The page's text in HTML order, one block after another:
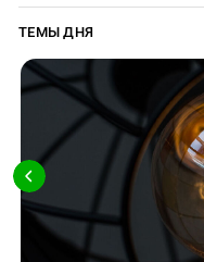
ТЕМЫ ДНЯ